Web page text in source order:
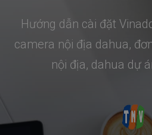
Hướng dẫn cài đặt
camera nội địa dahua,
nội địa, dahua dự